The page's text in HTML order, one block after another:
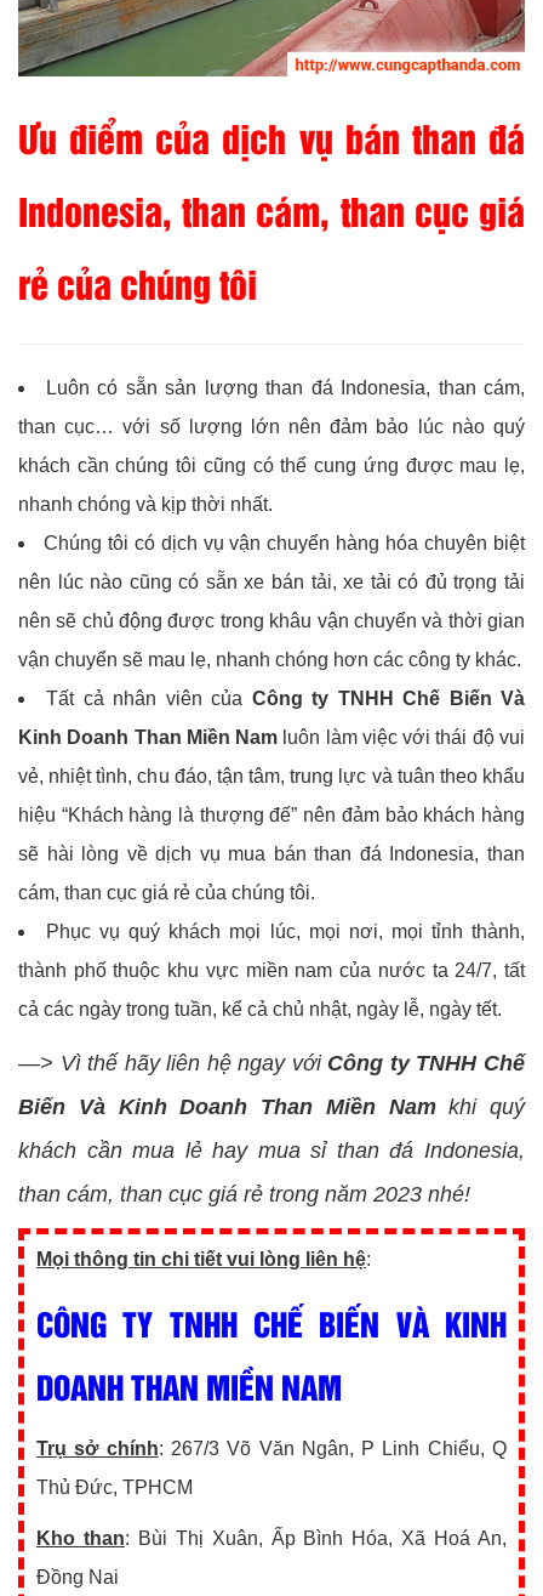
Ưu điểm của dịch vụ bán than đá
Indonesia, than cám, than cục giá
rẻ của chúng tôi
Luôn có sẵn sản lượng than đá Indonesia, than cám,
than cục… với số lượng lớn nên đảm bảo lúc nào quý
khách cần chúng tôi cũng có thể cung ứng được mau lẹ,
nhanh chóng và kịp thời nhất.
Chúng tôi có dịch vụ vận chuyển hàng hóa chuyên biệt
nên lúc nào cũng có sẵn xe bán tải, xe tải có đủ trọng tải
nên sẽ chủ động được trong khâu vận chuyển và thời gian
vận chuyển sẽ mau lẹ, nhanh chóng hơn các công ty khác.
Tất cả nhân viên của Công ty TNHH Chế Biến Và
Kinh Doanh Than Miền Nam luôn làm việc với thái độ vui
vẻ, nhiệt tình, chu đáo, tận tâm, trung lực và tuân theo khẩu
hiệu “Khách hàng là thượng đế” nên đảm bảo khách hàng
sẽ hài lòng về dịch vụ mua bán than đá Indonesia, than
cám, than cục giá rẻ của chúng tôi.
Phục vụ quý khách mọi lúc, mọi nơi, mọi tỉnh thành,
thành phố thuộc khu vực miền nam của nước ta 24/7, tất
cả các ngày trong tuần, kể cả chủ nhật, ngày lễ, ngày tết.
—> Vì thế hãy liên hệ ngay với Công ty TNHH Chế
Biến Và Kinh Doanh Than Miền Namkhi quý
khách cần mua lẻ hay mua sỉ than đá Indonesia,
than cám, than cục giá rẻ trong năm 2023 nhé!
Mọi thông tin chi tiết vui lòng liên hệ:
CÔNG TY TNHH CHẾ BIẾN VÀ KINH
DOANH THAN MIỀN NAM
Trụ sở chính: 267/3 Võ Văn Ngân, P Linh Chiểu, Q
Thủ Đức, TPHCM
Kho than: Bùi Thị Xuân, Ấp Bình Hóa, Xã Hoá An,
Đồng Nai